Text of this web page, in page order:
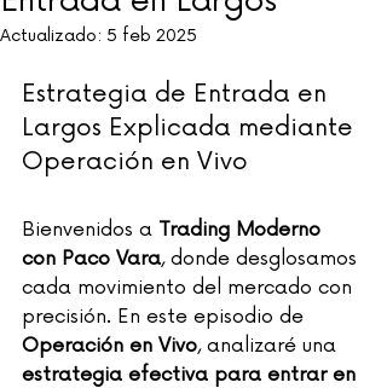
Actualizado: 5 feb 2025
Estrategia de Entrada en
Largos Explicada mediante
Operación en Vivo
Bienvenidos a Trading Moderno
con Paco Vara, donde desglosamos
cada movimiento del mercado con
precisión. En este episodio de
Operación en Vivo, analizaré una
estrategia efectiva para entrar en